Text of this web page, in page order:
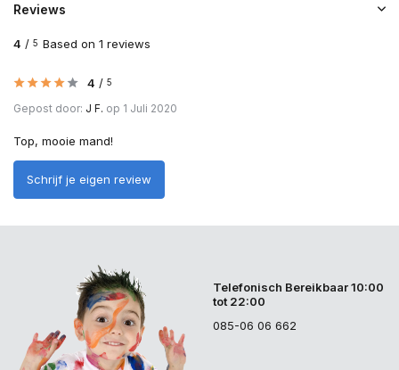
Reviews
4 / 5 Based on 1 reviews
4 / 5
Gepost door: J F. op 1 Juli 2020
Top, mooie mand!
Schrijf je eigen review
Telefonisch Bereikbaar 10:00
tot 22:00
085-06 06 662